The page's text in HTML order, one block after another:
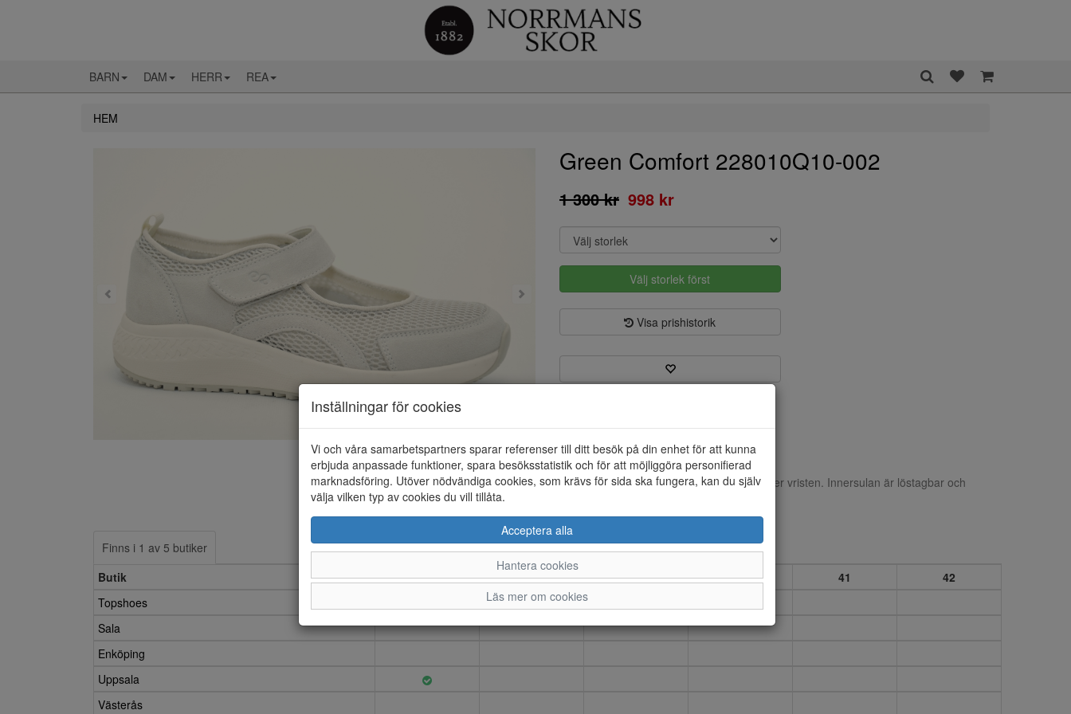
BARN DAM HERR REA
HEM
Green Comfort 228010Q10-002
1 300 kr 998 kr
Välj storlek först
Visa prishistorik
Färg: Vit
Sportig ballerina sko med justerbar rem över vristen. Innersulan är löstagbar och
Finns i 1 av 5 butiker
Butik
37 38 39 40 41
42
Topshoes
Sala
Enköping
Uppsala
Västerås
Inställningar för cookies
Vi och våra samarbetspartners sparar referenser till ditt besök på din enhet för att kunna
erbjuda anpassade funktioner, spara besöksstatistik och för att möjliggöra personifierad
marknadsföring. Utöver nödvändiga cookies, som krävs för sida ska fungera, kan du själv
välja vilken typ av cookies du vill tillåta.
Acceptera alla
Hantera cookies
Läs mer om cookies